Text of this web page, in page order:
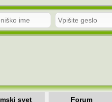
svet Forum